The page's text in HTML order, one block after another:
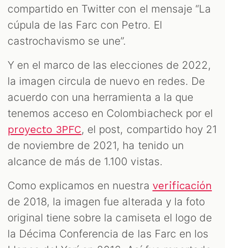
compartido en Twitter con el mensaje “La
cúpula de las Farc con Petro. El
castrochavismo se une”.
Y en el marco de las elecciones de 2022,
la imagen circula de nuevo en redes. De
acuerdo con una herramienta a la que
tenemos acceso en Colombiacheck por el
proyecto 3PFC, el post, compartido hoy 21
de noviembre de 2021, ha tenido un
alcance de más de 1.100 vistas.
Como explicamos en nuestra verificación
de 2018, la imagen fue alterada y la foto
original tiene sobre la camiseta el logo de
la Décima Conferencia de las Farc en los